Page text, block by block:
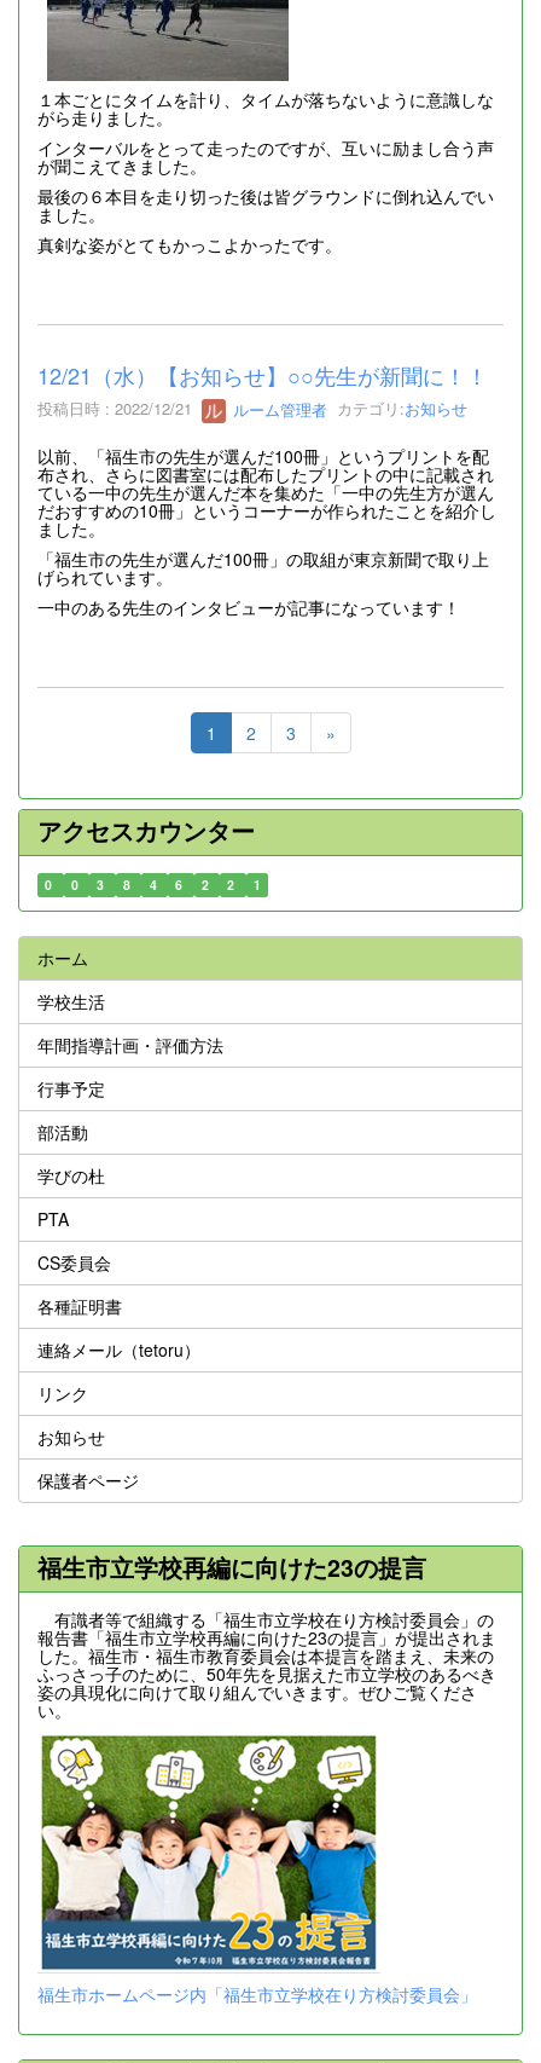
１本ごとにタイムを計り、タイムが落ちないように意識しな
がら走りました。
インターバルをとって走ったのですが、互いに励まし合う声
が聞こえてきました。
最後の６本目を走り切った後は皆グラウンドに倒れ込んでい
ました。
真剣な姿がとてもかっこよかったです。
12/21（水）【お知らせ】○○先生が新聞に！！
投稿日時 : 2022/12/21 ルーム管理者 カテゴリ:お知らせ
以前、「福生市の先生が選んだ100冊」というプリントを配
布され、さらに図書室には配布したプリントの中に記載され
ている一中の先生が選んだ本を集めた「一中の先生方が選ん
だおすすめの10冊」というコーナーが作られたことを紹介し
ました。
「福生市の先生が選んだ100冊」の取組が東京新聞で取り上
げられています。
一中のある先生のインタビューが記事になっています！
1 2 3 »
アクセスカウンター
0 0 3 8 4 6 2 2 1
ホーム
学校生活
年間指導計画・評価方法
行事予定
部活動
学びの杜
PTA
CS委員会
各種証明書
連絡メール（tetoru）
リンク
お知らせ
保護者ページ
福生市立学校再編に向けた23の提言
有識者等で組織する「福生市立学校在り方検討委員会」の
報告書「福生市立学校再編に向けた23の提言」が提出されま
した。福生市・福生市教育委員会は本提言を踏まえ、未来の
ふっさっ子のために、50年先を見据えた市立学校のあるべき
姿の具現化に向けて取り組んでいきます。ぜひご覧くださ
い。
福生市ホームページ内「福生市立学校在り方検討委員会」